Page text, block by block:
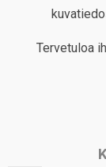
Tervetuloa